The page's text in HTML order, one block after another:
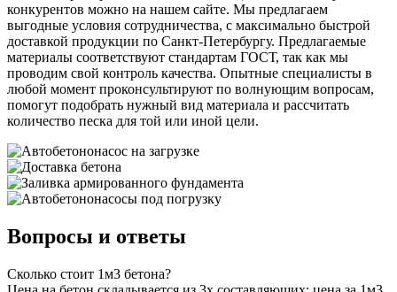
конкурентов можно на нашем сайте. Мы предлагаем
выгодные условия сотрудничества, с максимально быстрой
доставкой продукции по Санкт-Петербургу. Предлагаемые
материалы соответствуют стандартам ГОСТ, так как мы
проводим свой контроль качества. Опытные специалисты в
любой момент проконсультируют по волнующим вопросам,
помогут подобрать нужный вид материала и рассчитать
количество песка для той или иной цели.
Вопросы и ответы
Сколько стоит 1м3 бетона?